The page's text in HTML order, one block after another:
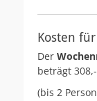
Kosten
Der
beträgt
(bis 2